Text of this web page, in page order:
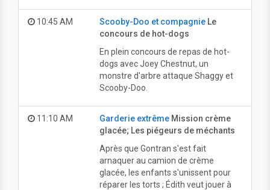
10:45 AM Scooby-Doo et compagnieLe
concours de hot-dogs
En plein concours de repas de hot-
dogs avec Joey Chestnut, un
monstre d'arbre attaque Shaggy et
Scooby-Doo.
11:10 AM Garderie extrêmeMission crème
glacée; Les piégeurs de méchants
Après que Gontran s'est fait
arnaquer au camion de crème
glacée, les enfants s'unissent pour
réparer les torts ; Édith veut jouer à